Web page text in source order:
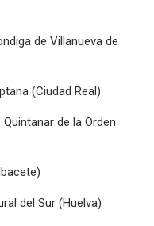
de Villanueva de
(Ciudad Real)
de la Orden
del Sur (Huelva)